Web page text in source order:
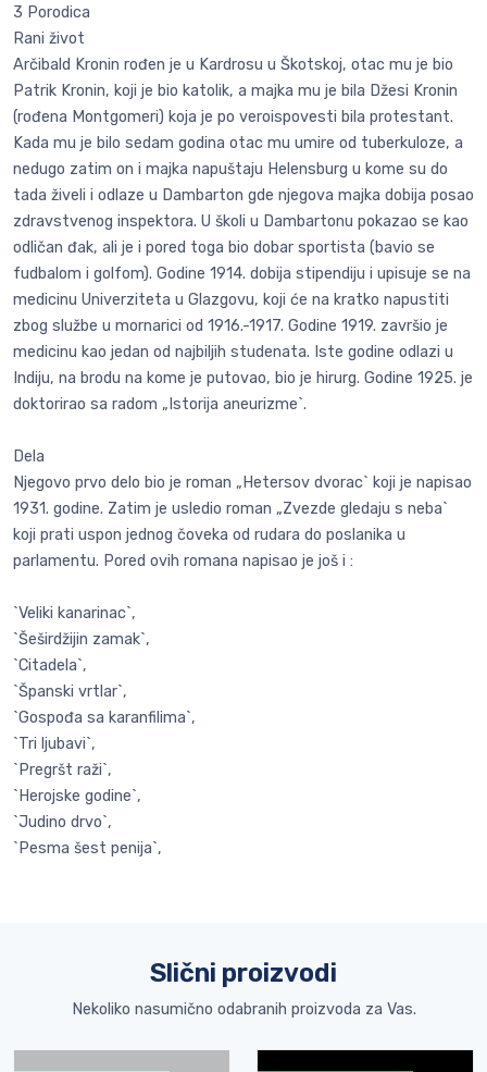
3 Porodica
Rani život
Arčibald Kronin rođen je u Kardrosu u Škotskoj, otac mu je bio
Patrik Kronin, koji je bio katolik, a majka mu je bila Džesi Kronin
(rođena Montgomeri) koja je po veroispovesti bila protestant.
Kada mu je bilo sedam godina otac mu umire od tuberkuloze, a
nedugo zatim on i majka napuštaju Helensburg u kome su do
tada živeli i odlaze u Dambarton gde njegova majka dobija posao
zdravstvenog inspektora. U školi u Dambartonu pokazao se kao
odličan đak, ali je i pored toga bio dobar sportista (bavio se
fudbalom i golfom). Godine 1914. dobija stipendiju i upisuje se na
medicinu Univerziteta u Glazgovu, koji će na kratko napustiti
zbog službe u mornarici od 1916.-1917. Godine 1919. završio je
medicinu kao jedan od najbiljih studenata. Iste godine odlazi u
Indiju, na brodu na kome je putovao, bio je hirurg. Godine 1925. je
doktorirao sa radom „Istorija aneurizme`.
Dela
Njegovo prvo delo bio je roman „Hetersov dvorac` koji je napisao
1931. godine. Zatim je usledio roman „Zvezde gledaju s neba`
koji prati uspon jednog čoveka od rudara do poslanika u
parlamentu. Pored ovih romana napisao je još i :
`Veliki kanarinac`,
`Šeširdžijin zamak`,
`Citadela`,
`Španski vrtlar`,
`Gospođa sa karanfilima`,
`Tri ljubavi`,
`Pregršt raži`,
`Herojske godine`,
`Judino drvo`,
`Pesma šest penija`,
Slični proizvodi
Nekoliko nasumično odabranih proizvoda za Vas.